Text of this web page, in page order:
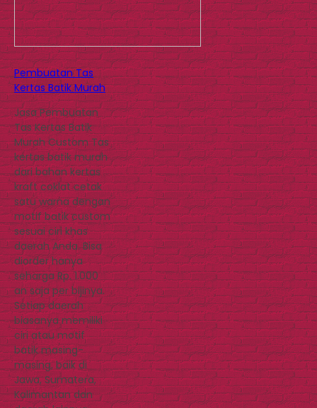
Pembuatan Tas
Kertas Batik Murah
Jasa Pembuatan
Tas Kertas Batik
Murah Custom Tas
kertas batik murah
dari bahan kertas
kraft coklat cetak
satu warna dengan
motif batik custom
sesuai ciri khas
daerah Anda. Bisa
diorder hanya
seharga Rp. 1.000
an saja per bijinya.
Setiap daerah
biasanya memiliki
ciri atau motif
batik masing-
masing, baik di
Jawa, Sumatera,
Kalimantan dan